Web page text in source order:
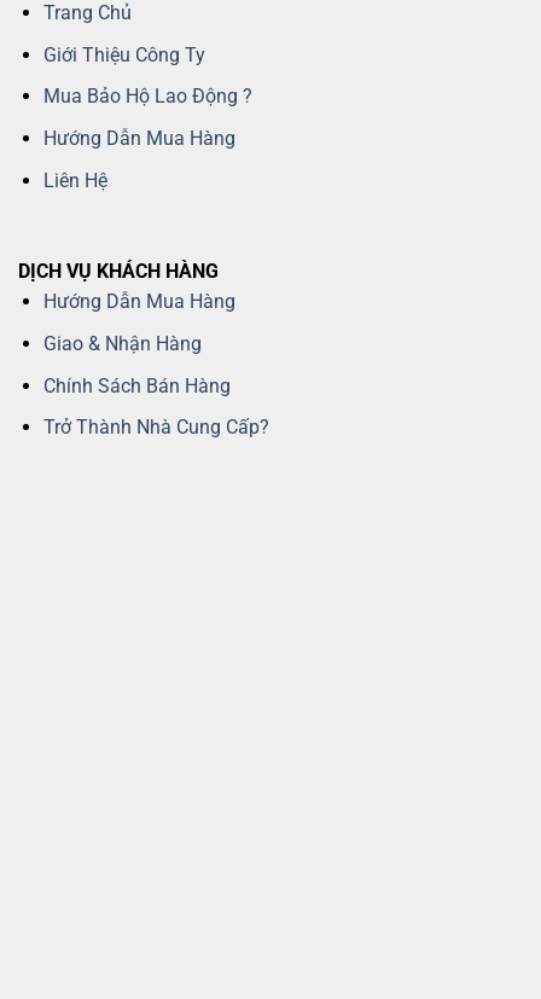
Trang Chủ
Giới Thiệu Công Ty
Mua Bảo Hộ Lao Động ?
Hướng Dẫn Mua Hàng
Liên Hệ
DỊCH VỤ KHÁCH HÀNG
Hướng Dẫn Mua Hàng
Giao & Nhận Hàng
Chính Sách Bán Hàng
Trở Thành Nhà Cung Cấp?